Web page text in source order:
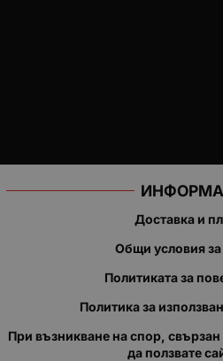
Доставка и
Общи условия за
Политиката за
Политика за
При възникване на спор,
да ползвате